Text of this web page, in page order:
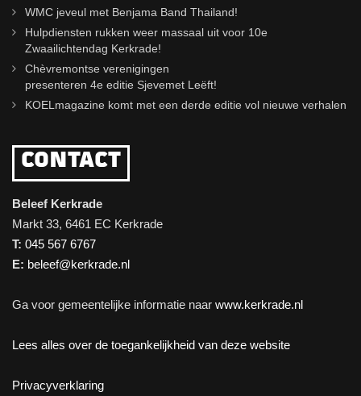
WMC jeveul met Benjama Band Thailand!
Hulpdiensten rukken weer massaal uit voor 10e
Zwaailichtendag Kerkrade!
Chèvremontse verenigingen
presenteren 4e editie Sjevemet Leëft!
KOELmagazine komt met een derde editie vol nieuwe verhalen
CONTACT
Beleef Kerkrade
Markt 33, 6461 EC Kerkrade
T: 045 567 6767
E: beleef@kerkrade.nl
Ga voor gemeentelijke informatie naar www.kerkrade.nl
Lees alles over de toegankelijkheid van deze website
Privacyverklaring